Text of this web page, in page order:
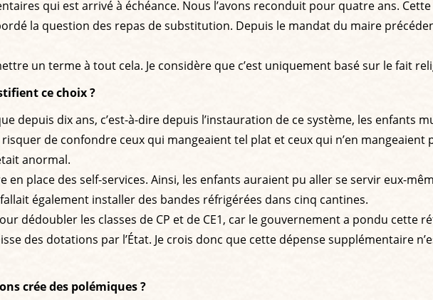
qui est arrivé à échéance. Nous l’avons reconduit pour quatre ans.
la question des repas de substitution. Depuis le mandat du maire
un terme à tout cela. Je considère que c’est uniquement basé sur le fait
ce choix ?
depuis dix ans, c’est-à-dire depuis l’instauration de ce système, les enfants
de confondre ceux qui mangeaient tel plat et ceux qui n’en mangeaient
anormal.
place des self-services. Ainsi, les enfants auraient pu aller se servir eux-
également installer des bandes réfrigérées dans cinq cantines.
dédoubler les classes de CP et de CE1, car le gouvernement a pondu cette
des dotations par l’État. Je crois donc que cette dépense supplémentaire
crée des polémiques ?